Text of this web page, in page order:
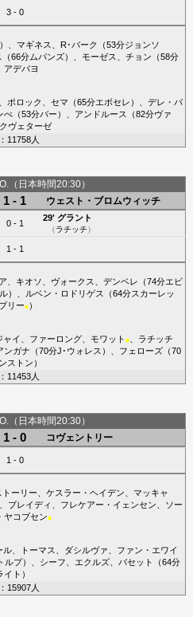
3 - 0
、 マギネス R･バーク （53分ジョンソ
（66分ムパンズ）、 モーゼス チョン （58分
アデバヨ
ポロック セマ （65分エボセレ ）、 デレ・バ
べ（53分バー ）、 アンドルース （82分ヴァ
ヴェターゼ
11758人
（日本時間20:30）
1 - 1 ウェスト・ブロムウィッチ
0 - 1
29' グラント
（ラチッチ）
1 - 1
キオソ ヴォークス デンベレ （74分エビ
）、 ルベン・ロドリゲス （64分スカーレッ
リー■）
ャイ ファーロング、 モワット ■、 ラチッチ
ンガナ （70分J･ウォレス ）、 フェローズ（70
ストン ）
11453人
（日本時間20:30）
1 - 0 コヴェントリー
1 - 0
トーリー ケスラー・ヘイデン
マッキャ
ブレイディ フレケアー・イェンセン
ソー
ヤコブセン■
ル、 トーマス ダシルヴァ
ファン・エワイ
ルプ）、 シーフ エクルズ、 バセット
（64分
イト ）
15907人